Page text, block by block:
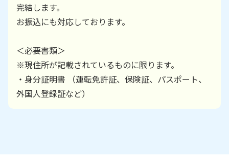
完結します。
お振込にも対応しております。
＜必要書類＞
※現住所が記載されているものに限ります。
・身分証明書 （運転免許証、保険証、パスポート、
外国人登録証など）